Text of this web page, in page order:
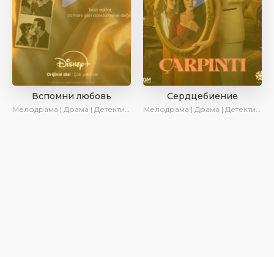
Вспомни любовь
Мелодрама | Драма | Детектив | Комедия | Новинки | Сериалы 2025
Сердцебиение
Мелодрама | Драма | Детектив | AlisaDirilis | Новинки | Сериалы 2025